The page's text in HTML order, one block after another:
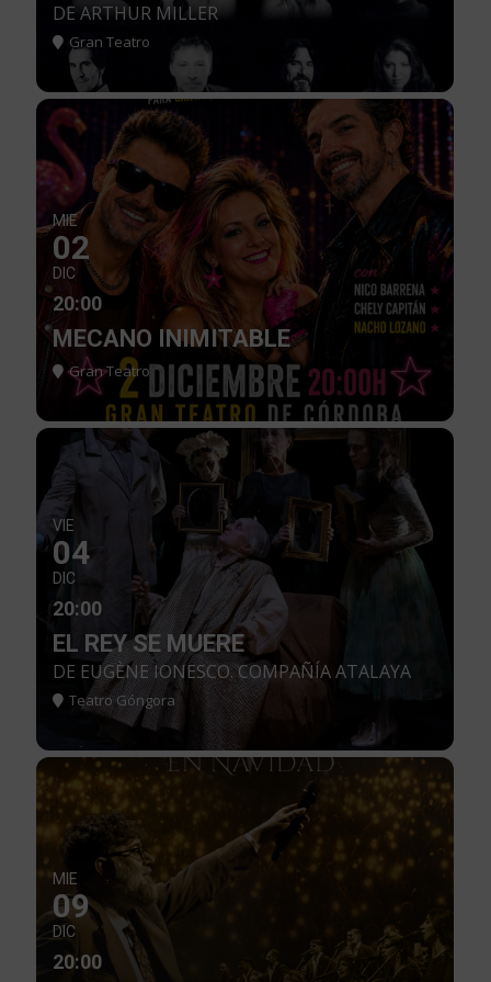
DE ARTHUR MILLER
Gran Teatro
MIE
02
DIC
20:00
MECANO INIMITABLE
Gran Teatro
VIE
04
DIC
20:00
EL REY SE MUERE
DE EUGÈNE IONESCO. COMPAÑÍA ATALAYA
Teatro Góngora
MIE
09
DIC
20:00